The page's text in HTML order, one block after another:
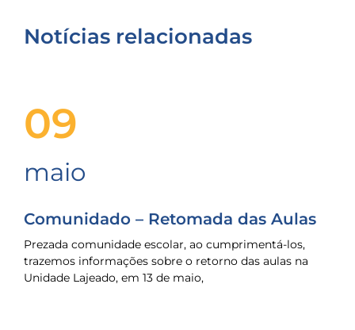
Notícias relacionadas
09
maio
Comunidado – Retomada das Aulas
Prezada comunidade escolar, ao cumprimentá-los,
trazemos informações sobre o retorno das aulas na
Unidade Lajeado, em 13 de maio,